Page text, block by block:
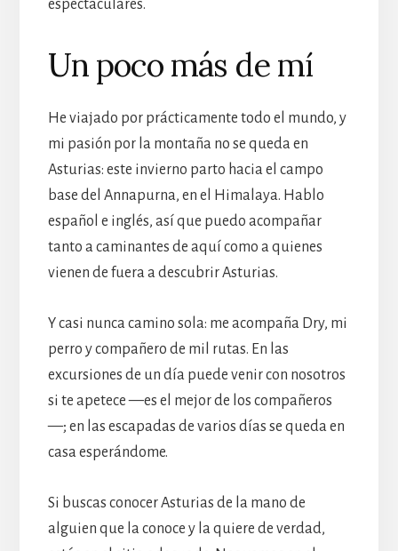
espectaculares.
Un poco más de mí
He viajado por prácticamente todo el mundo, y
mi pasión por la montaña no se queda en
Asturias: este invierno parto hacia el campo
base del Annapurna, en el Himalaya. Hablo
español e inglés, así que puedo acompañar
tanto a caminantes de aquí como a quienes
vienen de fuera a descubrir Asturias.
Y casi nunca camino sola: me acompaña Dry, mi
perro y compañero de mil rutas. En las
excursiones de un día puede venir con nosotros
si te apetece —es el mejor de los compañeros
—; en las escapadas de varios días se queda en
casa esperándome.
Si buscas conocer Asturias de la mano de
alguien que la conoce y la quiere de verdad,